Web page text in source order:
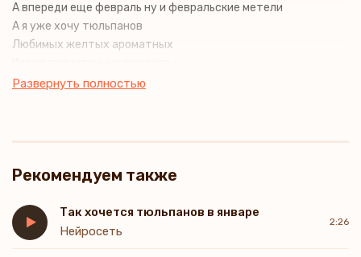
А впереди еще февраль ну и февральские метели
А я уже хочу тюльпанов
Любимых желтых ароматных
Цветов весенних и приятных
Развернуть полностью
Рекомендуем также
Так хочется тюльпанов в январе
Нейросеть
2:26